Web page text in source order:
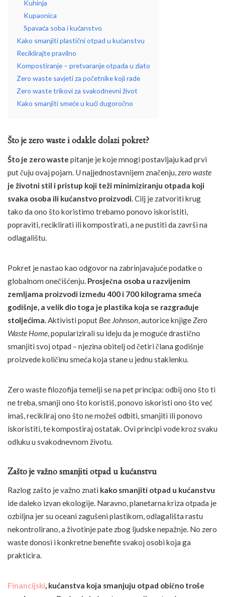
Kuhinja
Kupaonica
Spavaća soba i kućanstvo
Kako smanjiti plastični otpad u kućanstvu
Reciklirajte pravilno
Kompostiranje – pretvaranje otpada u zlato
Zero waste savjeti za početnike koji rade
Zero waste trikovi za svakodnevni život
Kako smanjiti smeće u kući dugoročno
Što je zero waste i odakle dolazi pokret?
Što je zero waste pitanje je koje mnogi postavljaju kad prvi
put čuju ovaj pojam. U najjednostavnijem značenju, zero waste
je životni stil i pristup koji teži minimiziranju otpada koji
svaka osoba ili kućanstvo proizvodi . Cilj je zatvoriti krug
tako da ono što koristimo trebamo ponovo iskoristiti,
popraviti, reciklirati ili kompostirati, a ne pustiti da završi na
odlagalištu.
Pokret je nastao kao odgovor na zabrinjavajuće podatke o
globalnom onečišćenju. Prosječna osoba u razvijenim
zemljama proizvodi između 400 i 700 kilograma smeća
godišnje, a velik dio toga je plastika koja se razgrađuje
stoljećima. Aktivisti poput Bee Johnson , autorice knjige Zero
Waste Home , popularizirali su ideju da je moguće drastično
smanjiti svoj otpad – njezina obitelj od četiri člana godišnje
proizvede količinu smeća koja stane u jednu staklenku.
Zero waste filozofija temelji se na pet principa: odbij ono što ti
ne treba, smanji ono što koristiš, ponovo iskoristi ono što već
imaš, recikliraj ono što ne možeš odbiti, smanjiti ili ponovo
iskoristiti, te kompostiraj ostatak. Ovi principi vode kroz svaku
odluku u svakodnevnom životu.
Zašto je važno smanjiti otpad u kućanstvu
Razlog zašto je važno znati kako smanjiti otpad u kućanstvu
ide daleko izvan ekologije. Naravno, planetarna kriza otpada je
ozbiljna jer su oceani zagušeni plastikom, odlagališta rastu
nekontrolirano, a životinje pate zbog ljudske nepažnje. No zero
waste donosi i konkretne benefite svakoj osobi koja ga
prakticira.
Financijski, kućanstva koja smanjuju otpad obično troše